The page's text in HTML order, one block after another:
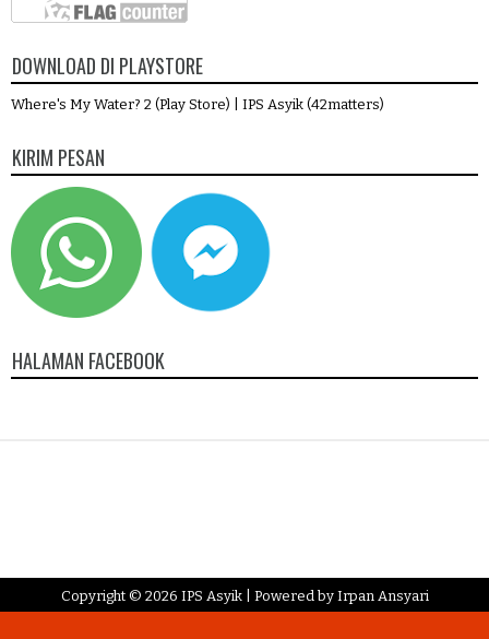
DOWNLOAD DI PLAYSTORE
Where's My Water? 2 (Play Store) IPS Asyik (42matters)
KIRIM PESAN
HALAMAN FACEBOOK
Copyright © 2026 IPS Asyik| Powered by Irpan Ansyari